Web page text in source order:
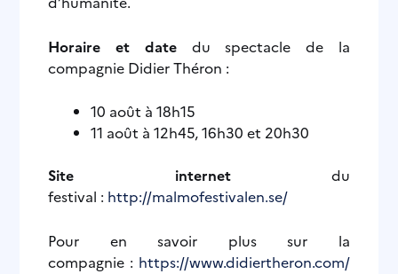
Horaire et datedu spectacle de la
compagnie Didier Théron :
10 août à 18h15
11 août à 12h45, 16h30 et 20h30
Site internetdu
festival : http://malmofestivalen.se/
Pour en savoir plus sur la
compagnie : https://www.didiertheron.com/